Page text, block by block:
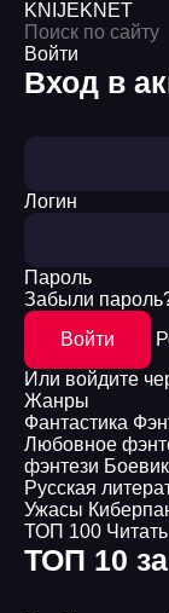
KNIJEKNET
Войти
Вход в
Логин
Пароль
Забыли
Войти
Или войдите
Жанры
Фантастика
Любовное
фэнтези
Русская
Ужасы
ТОП 100
ТОП 10